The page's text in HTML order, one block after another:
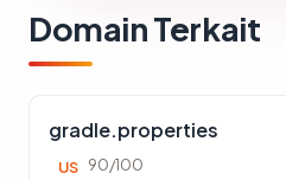
Domain Terkait
gradle.properties
US 90/100